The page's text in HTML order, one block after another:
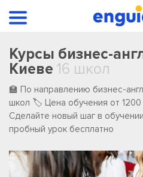
Курсы бизнес-
Киеве 16 школ
🏫 По направлению бизнес-
️школ 🏷️ Цена обучения от
Сделайте новый шаг в
пробный урок бесплатно